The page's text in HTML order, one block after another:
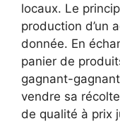
locaux. Le
production d’un
donnée. En
panier de
gagnant-
vendre sa
de qualité à prix